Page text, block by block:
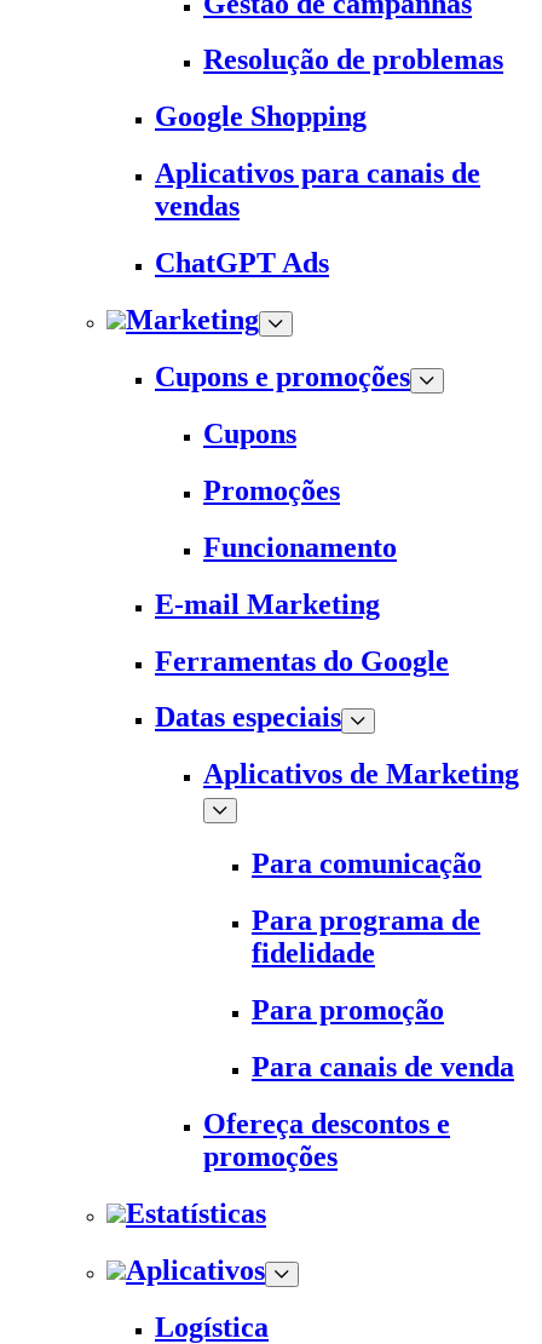
Resolução de problemas
Google Shopping
Aplicativos para canais de
vendas
ChatGPT Ads
Marketing
Cupons e promoções
Cupons
Promoções
Funcionamento
E-mail Marketing
Ferramentas do Google
Datas especiais
Aplicativos de Marketing
Para comunicação
Para programa de
fidelidade
Para promoção
Para canais de venda
Ofereça descontos e
promoções
Estatísticas
Aplicativos
Logística